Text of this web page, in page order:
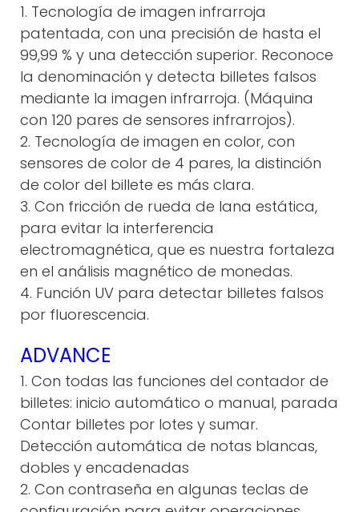
1. Tecnología de imagen infrarroja
patentada, con una precisión de hasta el
99,99 % y una detección superior. Reconoce
la denominación y detecta billetes falsos
mediante la imagen infrarroja. (Máquina
con 120 pares de sensores infrarrojos).
2. Tecnología de imagen en color, con
sensores de color de 4 pares, la distinción
de color del billete es más clara.
3. Con fricción de rueda de lana estática,
para evitar la interferencia
electromagnética, que es nuestra fortaleza
en el análisis magnético de monedas.
4. Función UV para detectar billetes falsos
por fluorescencia.
ADVANCE
1. Con todas las funciones del contador de
billetes: inicio automático o manual, parada
Contar billetes por lotes y sumar.
Detección automática de notas blancas,
dobles y encadenadas
2. Con contraseña en algunas teclas de